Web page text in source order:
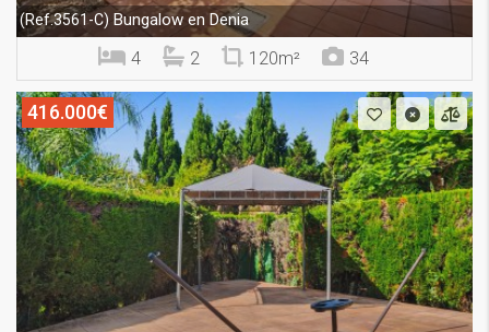
(Ref.3561-C) Bungalow en Denia
4 2 120m² 34
416.000€